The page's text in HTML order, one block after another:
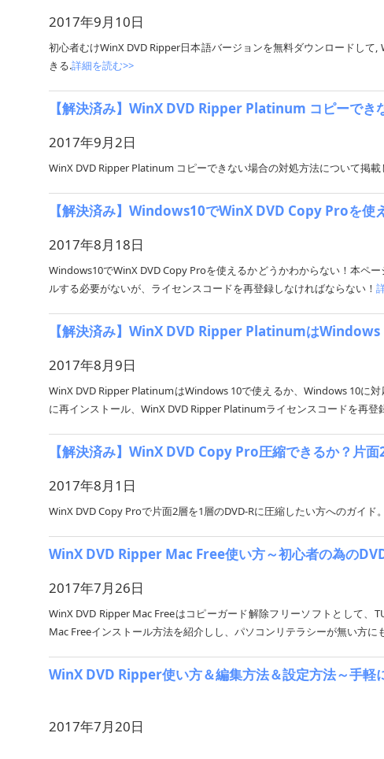
2017年9月10日
初心者むけWinX DVD Ripper日本語バージョンを無料ダウンロードして
きる.詳細を読む>>
【解決済み】WinX DVD Ripper Platinum コピーでき
2017年9月2日
WinX DVD Ripper Platinum コピーできない場合の対処方法について掲
【解決済み】Windows10でWinX DVD Copy Proを使
2017年8月18日
Windows10でWinX DVD Copy Proを使えるかどうかわからない！本ペ
ルする必要がないが、ライセンスコードを再登録しなければならない！
【解決済み】WinX DVD Ripper Platinumは
2017年8月9日
WinX DVD Ripper PlatinumはWindows 10で使えるか、Windows 10に
に再インストール、WinX DVD Ripper Platinumライセンスコードを再登
【解決済み】WinX DVD Copy Pro圧縮できるか？片
2017年8月1日
WinX DVD Copy Proで片面2層を1層のDVD-Rに圧縮したい方へのガイ
WinX DVD Ripper Mac Free使い方～初心者の為の
2017年7月26日
WinX DVD Ripper Mac Freeはコピーガード解除フリーソフトとして、
Mac Freeインストール方法を紹介しし、パソコンリテラシーが無い方に
WinX DVD Ripper使い方＆編集方法＆設定方法～手
2017年7月20日